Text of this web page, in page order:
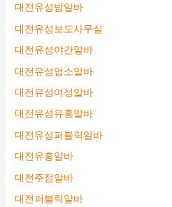
대전유성밤알바
대전유성보도사무실
대전유성야간알바
대전유성업소알바
대전유성여성알바
대전유성유흥알바
대전유성퍼블릭알바
대전유흥알바
대전주점알바
대전퍼블릭알바